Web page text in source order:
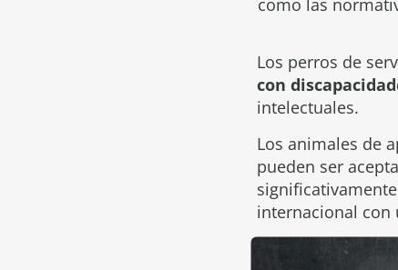
Los perros de
con
intelectuales.
Los animales de
pueden ser
internacional con